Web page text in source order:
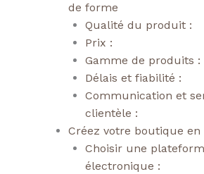
de forme
Qualité du produit :
Prix :
Gamme de produits :
Délais et fiabilité :
Communication et
clientèle :
Créez votre boutique en
Choisir une
électronique :